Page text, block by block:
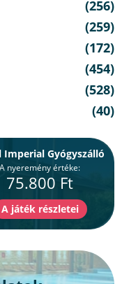
(256)
(259)
(172)
(454)
(528)
(40)
Imperial Gyógyszálló
A nyeremény értéke:
75.800 Ft